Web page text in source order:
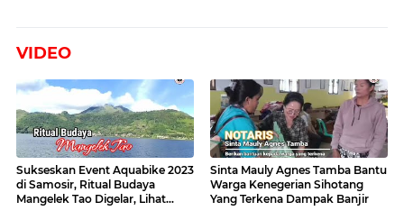
VIDEO
Sukseskan Event Aquabike 2023
di Samosir, Ritual Budaya
Mangelek Tao Digelar, Lihat
Sinta Mauly Agnes Tamba Bantu
Warga Kenegerian Sihotang
Yang Terkena Dampak Banjir